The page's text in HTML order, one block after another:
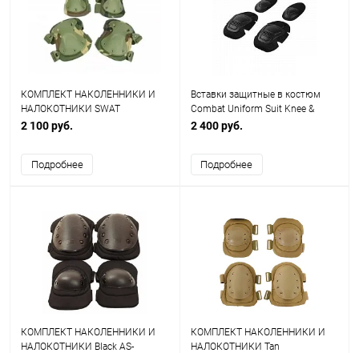
КОМПЛЕКТ НАКОЛЕННИКИ И
НАЛОКОТНИКИ SWAT
WOODLAND AS-PG0023WD
2 100 руб.
Подробнее
Вставки защитные в костюм
Combat Uniform Suit Knee &
Elbow Pads Upgrade Version 2 AS-
2 400 руб.
Подробнее
КОМПЛЕКТ НАКОЛЕННИКИ И
НАЛОКОТНИКИ Black AS-
КОМПЛЕКТ НАКОЛЕННИКИ И
НАЛОКОТНИКИ Tan